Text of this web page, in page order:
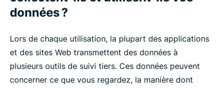
données ?
Lors de chaque utilisation, la plupart des applications
et des sites Web transmettent des données à
plusieurs outils de suivi tiers. Ces données peuvent
concerner ce que vous regardez, la manière dont